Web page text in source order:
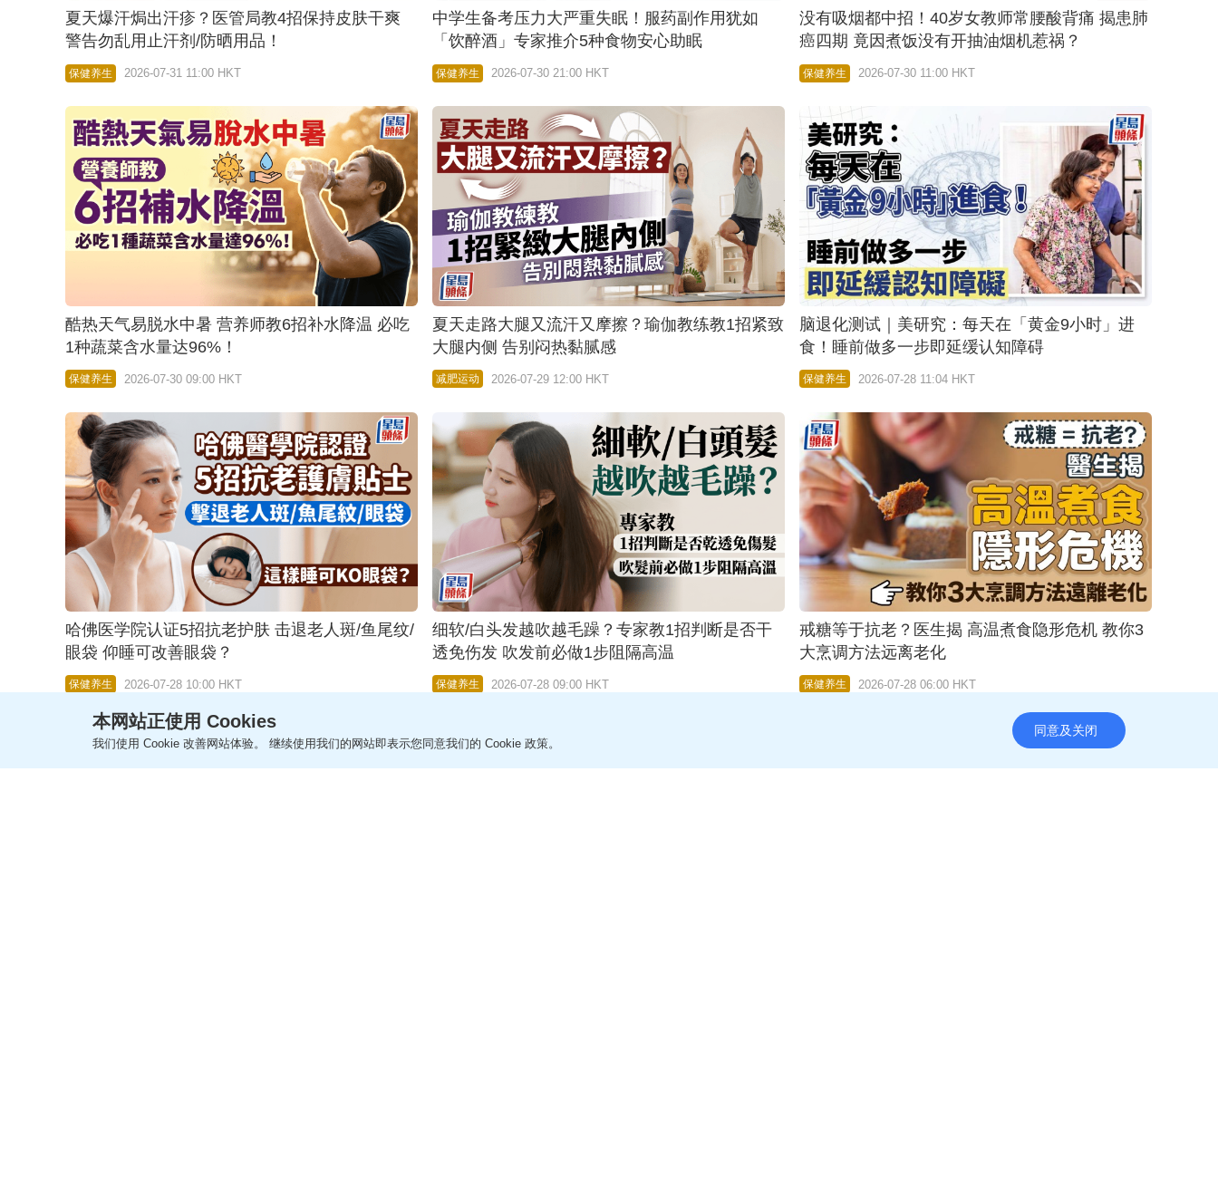
夏天爆汗焗出汗疹？医管局教4招保持皮肤干爽
警告勿乱用止汗剂/防晒用品！
保健养生 2026-07-31 11:00 HKT
中学生备考压力大严重失眠！服药副作用犹如
「饮醉酒」专家推介5种食物安心助眠
保健养生 2026-07-30 21:00 HKT
没有吸烟都中招！40岁女教师常腰酸背痛 揭患肺
癌四期 竟因煮饭没有开抽油烟机惹祸？
保健养生 2026-07-30 11:00 HKT
酷热天气易脱水中暑 营养师教6招补水降温 必吃
1种蔬菜含水量达96%！
保健养生 2026-07-30 09:00 HKT
夏天走路大腿又流汗又摩擦？瑜伽教练教1招紧致
大腿内侧 告别闷热黏腻感
减肥运动 2026-07-29 12:00 HKT
脑退化测试｜美研究：每天在「黄金9小时」进
食！睡前做多一步即延缓认知障碍
保健养生 2026-07-28 11:04 HKT
哈佛医学院认证5招抗老护肤 击退老人斑/鱼尾纹/
眼袋 仰睡可改善眼袋？
保健养生 2026-07-28 10:00 HKT
细软/白头发越吹越毛躁？专家教1招判断是否干
透免伤发 吹发前必做1步阻隔高温
保健养生 2026-07-28 09:00 HKT
戒糖等于抗老？医生揭 高温煮食隐形危机 教你3
大烹调方法远离老化
保健养生 2026-07-28 06:00 HKT
本网站正使用 Cookies
我们使用 Cookie 改善网站体验。 继续使用我们的网站即表示您同意我们的 Cookie 政策。
同意及关闭